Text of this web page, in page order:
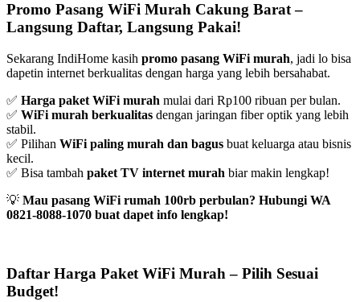
Promo Pasang WiFi Murah Cakung Barat –
Langsung Daftar, Langsung Pakai!
Sekarang IndiHome kasih promo pasang WiFi murah, jadi lo bisa
dapetin internet berkualitas dengan harga yang lebih bersahabat.
✅ Harga paket WiFi murah mulai dari Rp100 ribuan per bulan.
✅ WiFi murah berkualitas dengan jaringan fiber optik yang lebih
stabil.
✅ Pilihan WiFi paling murah dan bagus buat keluarga atau bisnis
kecil.
✅ Bisa tambah paket TV internet murah biar makin lengkap!
💡 Mau pasang WiFi rumah 100rb perbulan? Hubungi WA
0821-8088-1070 buat dapet info lengkap!
Daftar Harga Paket WiFi Murah – Pilih Sesuai
Budget!